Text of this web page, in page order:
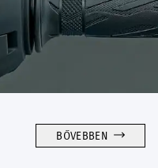
BŐVEBBEN